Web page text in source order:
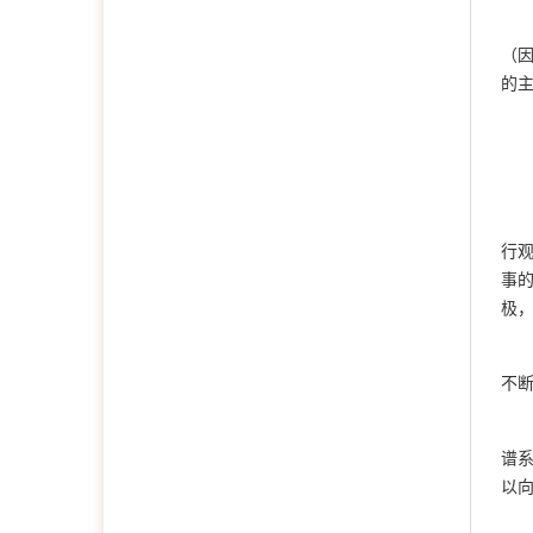
（
的
行
事
极
不
谱
以